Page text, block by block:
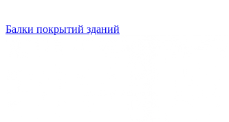
Балки покрытий зданий